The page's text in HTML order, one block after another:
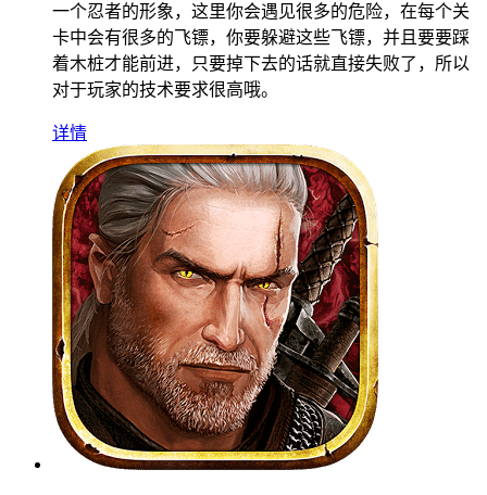
一个忍者的形象，这里你会遇见很多的危险，在每个关
卡中会有很多的飞镖，你要躲避这些飞镖，并且要要踩
着木桩才能前进，只要掉下去的话就直接失败了，所以
对于玩家的技术要求很高哦。
详情